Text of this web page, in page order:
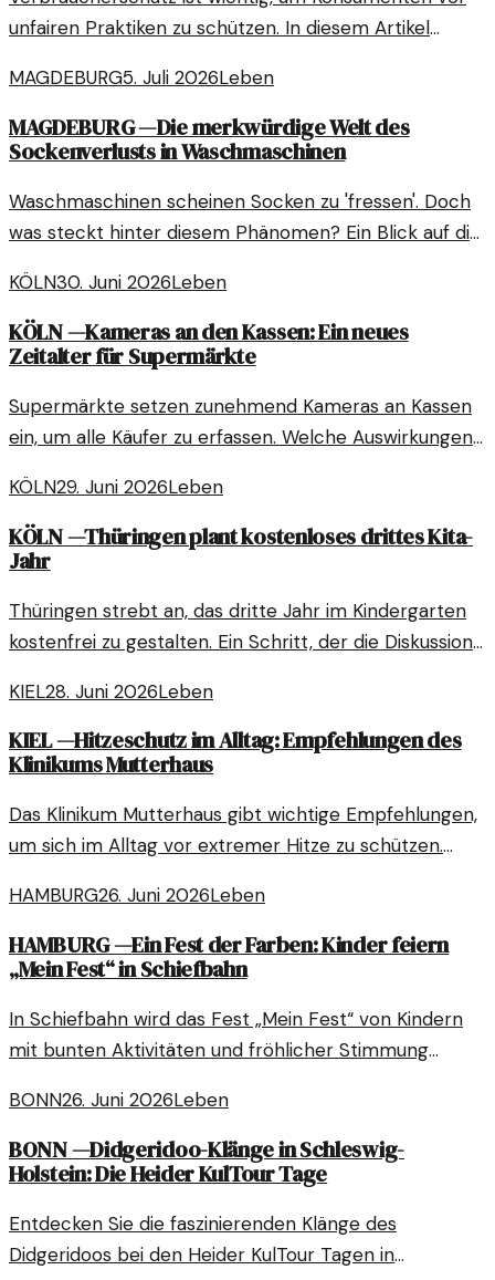
unfairen Praktiken zu schützen. In diesem Artikel
Verbraucher vor Tricks beim Einkaufen bewahren.
MAGDEBURG5. Juli 2026Leben
MAGDEBURG—Die merkwürdige Welt des
Sockenverlusts in Waschmaschinen
Waschmaschinen scheinen Socken zu 'fressen'. Doch
was steckt hinter diesem Phänomen? Ein Blick auf die
KÖLN30. Juni 2026Leben
KÖLN—Kameras an den Kassen: Ein neues
Zeitalter für Supermärkte
Supermärkte setzen zunehmend Kameras an Kassen
ein, um alle Käufer zu erfassen. Welche Auswirkungen
KÖLN29. Juni 2026Leben
KÖLN—Thüringen plant kostenloses drittes Kita-
Jahr
Thüringen strebt an, das dritte Jahr im Kindergarten
kostenfrei zu gestalten. Ein Schritt, der die Diskussion
KIEL28. Juni 2026Leben
KIEL—Hitzeschutz im Alltag: Empfehlungen des
Klinikums Mutterhaus
Das Klinikum Mutterhaus gibt wichtige Empfehlungen,
um sich im Alltag vor extremer Hitze zu schützen.
während der Sommermonate.
HAMBURG26. Juni 2026Leben
HAMBURG—Ein Fest der Farben: Kinder feiern
„Mein Fest“ in Schiefbahn
In Schiefbahn wird das Fest „Mein Fest“ von Kindern
mit bunten Aktivitäten und fröhlicher Stimmung
Gemeinschaft.
BONN26. Juni 2026Leben
BONN—Didgeridoo-Klänge in Schleswig-
Holstein: Die Heider KulTour Tage
Entdecken Sie die faszinierenden Klänge des
Didgeridoos bei den Heider KulTour Tagen in